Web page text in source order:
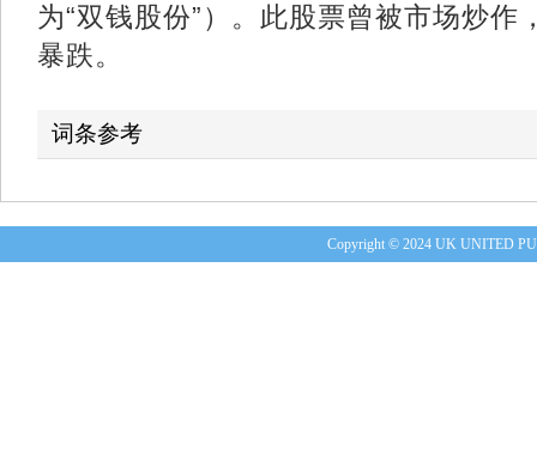
为“双钱股份”）。此股票曾被市场炒
暴跌。
词条参考
Copyright © 2024 UK UNITED